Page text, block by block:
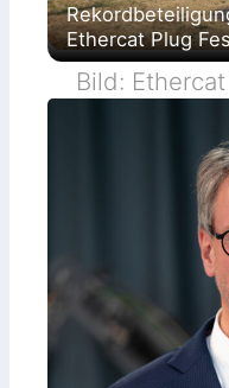
Ethercat Plug
Bild: